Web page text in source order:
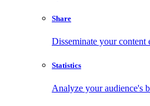
Share
Disseminate your content
Statistics
Analyze your audience's